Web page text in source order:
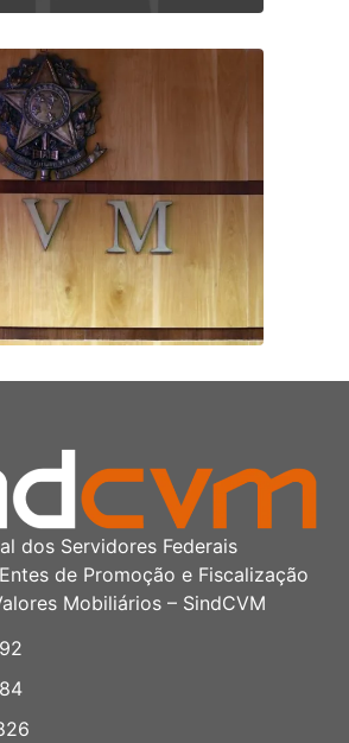
dos Servidores Federais
de Promoção e Fiscalização
Mobiliários – SindCVM